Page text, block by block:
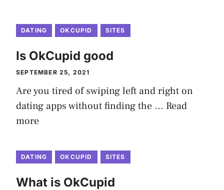
DATING OKCUPID SITES
Is OkCupid good
SEPTEMBER 25, 2021
Are you tired of swiping left and right on
dating apps without finding the … Read
more
DATING OKCUPID SITES
What is OkCupid